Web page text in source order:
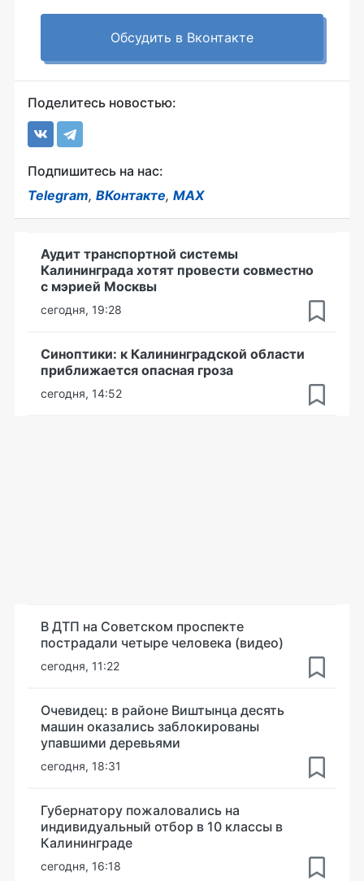
Обсудить в Вконтакте
Поделитесь новостью:
Подпишитесь на нас:
Telegram, ВКонтакте, MAX
Аудит транспортной системы
Калининграда хотят провести совместно
с мэрией Москвы
сегодня, 19:28
Синоптики: к Калининградской области
приближается опасная гроза
сегодня, 14:52
В ДТП на Советском проспекте
пострадали четыре человека (видео)
сегодня, 11:22
Очевидец: в районе Виштынца десять
машин оказались заблокированы
упавшими деревьями
сегодня, 18:31
Губернатору пожаловались на
индивидуальный отбор в 10 классы в
Калининграде
сегодня, 16:18